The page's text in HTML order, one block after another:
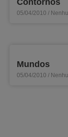
05/04/2010
Mundos
05/04/2010